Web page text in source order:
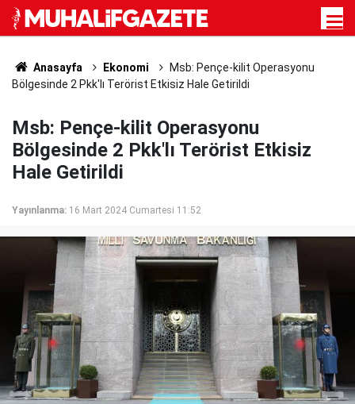
Anasayfa Ekonomi
Msb: Pençe-kilit Operasyonu
Bölgesinde 2 Pkk'lı Terörist Etkisiz Hale Getirildi
Msb: Pençe-kilit Operasyonu
Bölgesinde 2 Pkk'lı Terörist Etkisiz
Hale Getirildi
Yayınlanma: 16 Mart 2024 Cumartesi 11:52